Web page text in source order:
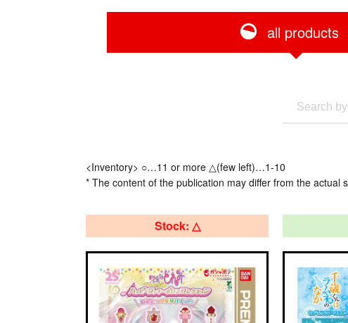
all products
<Inventory> ○…11 or more △(few left)…1-10
* The content of the publication may differ from the actual
Stock: △